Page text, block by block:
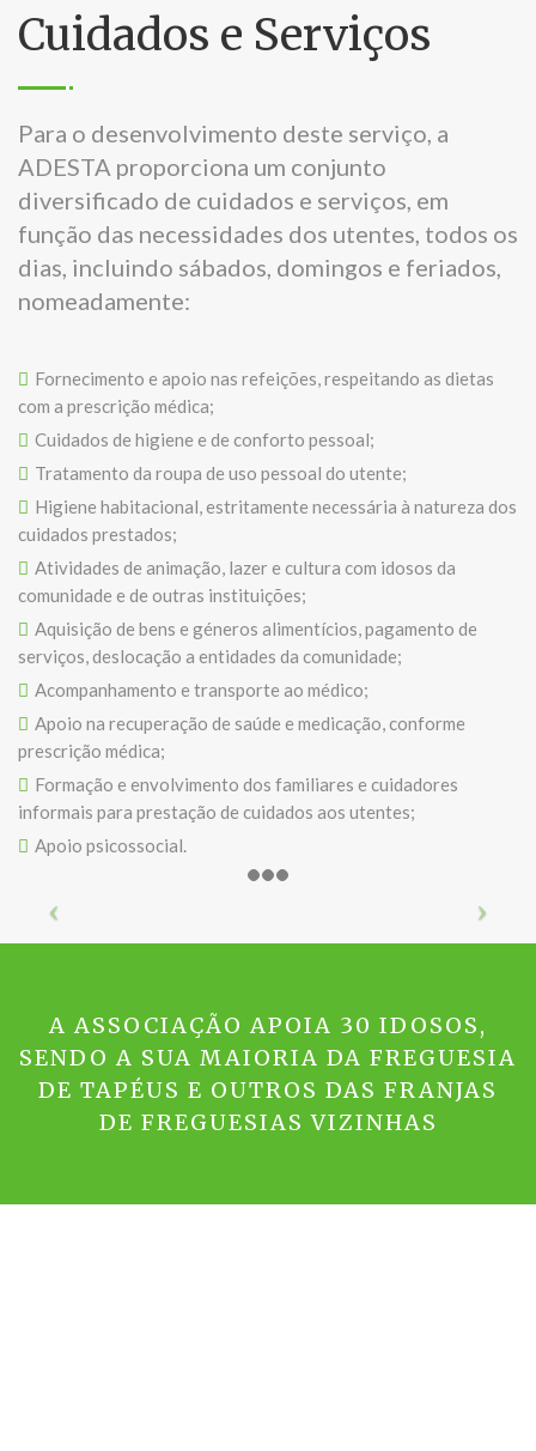
Cuidados e Serviços
Para o desenvolvimento deste serviço, a
ADESTA proporciona um conjunto
diversificado de cuidados e serviços, em
função das necessidades dos utentes, todos os
dias, incluindo sábados, domingos e feriados,
nomeadamente:
Fornecimento e apoio nas refeições, respeitando as dietas
com a prescrição médica;
Cuidados de higiene e de conforto pessoal;
Tratamento da roupa de uso pessoal do utente;
Higiene habitacional, estritamente necessária à natureza dos
cuidados prestados;
Atividades de animação, lazer e cultura com idosos da
comunidade e de outras instituições;
Aquisição de bens e géneros alimentícios, pagamento de
serviços, deslocação a entidades da comunidade;
Acompanhamento e transporte ao médico;
Apoio na recuperação de saúde e medicação, conforme
prescrição médica;
Formação e envolvimento dos familiares e cuidadores
informais para prestação de cuidados aos utentes;
Apoio psicossocial.
A ASSOCIAÇÃO APOIA 30 IDOSOS,
SENDO A SUA MAIORIA DA FREGUESIA
DE TAPÉUS E OUTROS DAS FRANJAS
DE FREGUESIAS VIZINHAS